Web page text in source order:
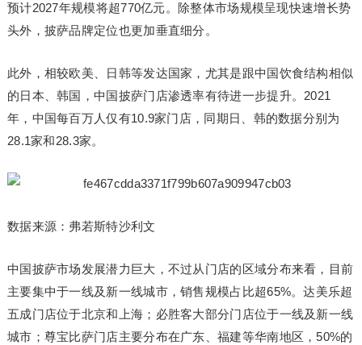
预计2027年规模将超770亿元。除整体市场规模呈现快速增长势
头外，披萨品牌定位也更加垂直细分。
此外，相较欧美、日韩等发达国家，尤其是跟中国饮食结构相似
的日本、韩国，中国披萨门店渗透率有待进一步提升。2021
年，中国每百万人仅有10.9家门店，同期日、韩的数据分别为
28.1家和28.3家。
数据来源：弗若斯特沙利文
中国披萨市场发展潜力巨大，不过从门店的区域分布来看，目前
主要集中于一线及新一线城市，销售规模占比超65%。达美乐超
五成门店位于北京和上海；必胜客大部分门店位于一线及新一线
城市；尊宝比萨门店主要分布在广东、福建等华南地区，50%的